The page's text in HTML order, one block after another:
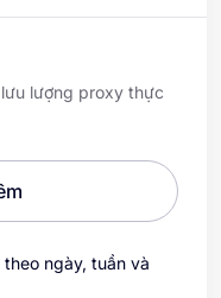
lượng proxy thực
ngày, tuần và